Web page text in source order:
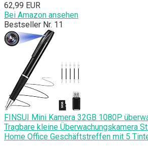
62,99 EUR
Bei Amazon ansehen
Bestseller Nr. 11
FINSUI Mini Kamera 32GB 1080P
Tragbare kleine Überwachungskamera
Home Office Geschäftstreffen mit 5